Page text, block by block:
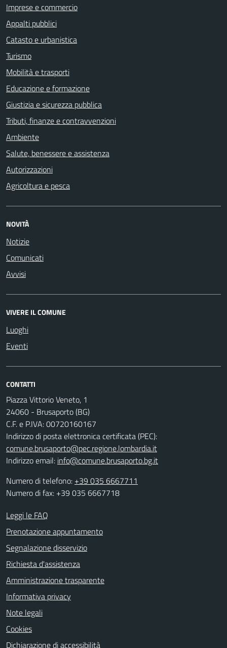
Imprese e commercio
Appalti pubblici
Catasto e urbanistica
Turismo
Mobilità e trasporti
Educazione e formazione
Giustizia e sicurezza pubblica
Tributi, finanze e contravvenzioni
Ambiente
Salute, benessere e assistenza
Autorizzazioni
Agricoltura e pesca
NOVITÀ
Notizie
Comunicati
Avvisi
VIVERE IL COMUNE
Luoghi
Eventi
CONTATTI
Piazza Vittorio Veneto, 1
24060 - Brusaporto (BG)
C.F. e P.IVA: 00720160167
Indirizzo di posta elettronica certificata (PEC):
comune.brusaporto@pec.regione.lombardia.it
Indirizzo email: info@comune.brusaporto.bg.it
Numero di telefono: +39 035 6667711
Numero di fax: +39 035 6667718
Leggi le FAQ
Prenotazione appuntamento
Segnalazione disservizio
Richiesta d'assistenza
Amministrazione trasparente
Informativa privacy
Note legali
Cookies
Dichiarazione di accessibilità